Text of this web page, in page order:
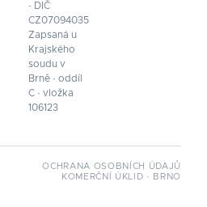
· DIČ
CZ07094035
Zapsaná u
Krajského
soudu v
Brně · oddíl
C · vložka
106123
OCHRANA OSOBNÍCH ÚDAJŮ
KOMERČNÍ ÚKLID · BRNO